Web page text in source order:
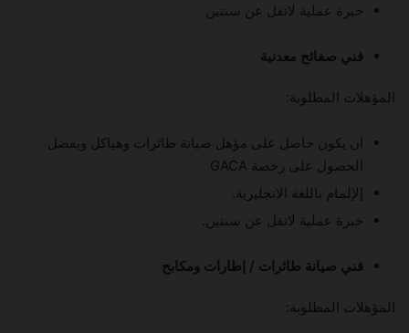
خبرة عملية لاتقل عن سنتين
فني صفائح معدنية
المؤهلات المطلوبة:
ان يكون حاصل على مؤهل صيانة طائرات وهياكل ويفضل
الحصول على رخصة GACA
إلإلمام باللغة الانجليزية.
خبرة عملية لاتقل عن سنتين.
فني صيانة طائرات / إطارات ومكابح
المؤهلات المطلوبة: